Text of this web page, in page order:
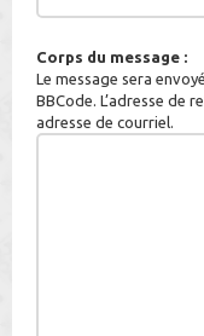
Corps du message :
Le message sera
BBCode. L’adresse de
adresse de courriel.